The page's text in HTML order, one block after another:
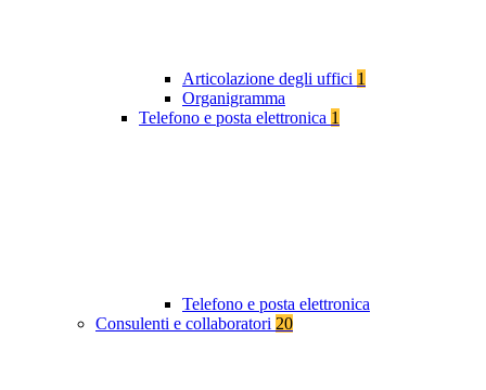
Articolazione degli uffici 1
Organigramma
Telefono e posta elettronica 1
Telefono e posta elettronica
Consulenti e collaboratori 20